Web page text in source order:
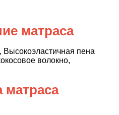
матраса
пена
волокно,
матраса